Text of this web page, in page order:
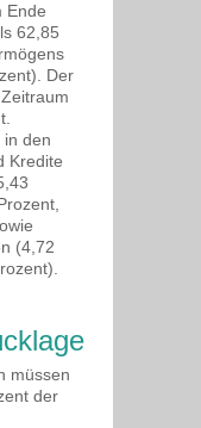
Ende
62,85
Der
in den
Kredite
(4,72
müssen
der